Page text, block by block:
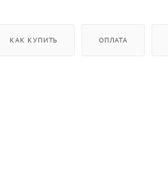
КАК КУПИТЬ ОПЛАТА